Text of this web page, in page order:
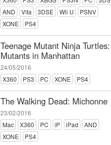
AND
Vita 3DSE Wii U
PSNV
XONE
PS4
Teenage Mutant Ninja Turtles:
Mutants in Manhattan
24/05/2016
X360
PS3 PC XONE PS4
The Walking Dead: Michonne
23/02/2016
Mac
X360 PC iP iPad
AND
XONE
PS4